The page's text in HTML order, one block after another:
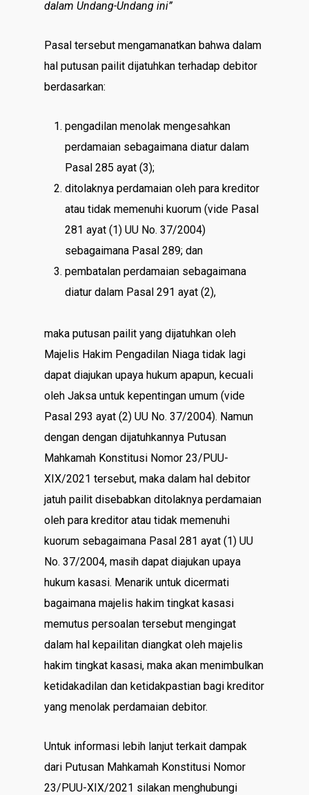
dalam Undang-Undang ini”
Pasal tersebut mengamanatkan bahwa dalam
hal putusan pailit dijatuhkan terhadap debitor
berdasarkan:
pengadilan menolak mengesahkan
perdamaian sebagaimana diatur dalam
Pasal 285 ayat (3);
ditolaknya perdamaian oleh para kreditor
atau tidak memenuhi kuorum (vide Pasal
281 ayat (1) UU No. 37/2004)
sebagaimana Pasal 289; dan
pembatalan perdamaian sebagaimana
diatur dalam Pasal 291 ayat (2),
maka putusan pailit yang dijatuhkan oleh
Majelis Hakim Pengadilan Niaga tidak lagi
dapat diajukan upaya hukum apapun, kecuali
oleh Jaksa untuk kepentingan umum (vide
Pasal 293 ayat (2) UU No. 37/2004). Namun
dengan dengan dijatuhkannya Putusan
Mahkamah Konstitusi Nomor 23/PUU-
XIX/2021 tersebut, maka dalam hal debitor
jatuh pailit disebabkan ditolaknya perdamaian
oleh para kreditor atau tidak memenuhi
kuorum sebagaimana Pasal 281 ayat (1) UU
No. 37/2004, masih dapat diajukan upaya
hukum kasasi. Menarik untuk dicermati
bagaimana majelis hakim tingkat kasasi
memutus persoalan tersebut mengingat
dalam hal kepailitan diangkat oleh majelis
hakim tingkat kasasi, maka akan menimbulkan
ketidakadilan dan ketidakpastian bagi kreditor
yang menolak perdamaian debitor.
Untuk informasi lebih lanjut terkait dampak
dari Putusan Mahkamah Konstitusi Nomor
23/PUU-XIX/2021 silakan menghubungi